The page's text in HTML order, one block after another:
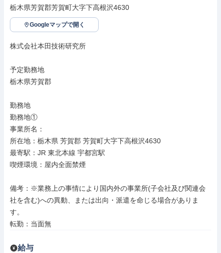
栃木県芳賀郡芳賀町大字下高根沢4630
Googleマップで開く
株式会社本田技術研究所
予定勤務地
栃木県芳賀郡
勤務地
勤務地①
事業所名：
所在地：栃木県 芳賀郡 芳賀町大字下高根沢4630
最寄駅：JR 東北本線 宇都宮駅
喫煙環境：屋内全面禁煙
備考：※業務上の事情により国内外の事業所(子会社及び関連会
社を含む)への異動、または出向・派遣を命じる場合がありま
す。
転勤：当面無
給与